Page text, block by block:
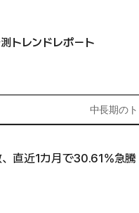
トレンドレポート
中長期の
直近1カ月で30.61%急騰